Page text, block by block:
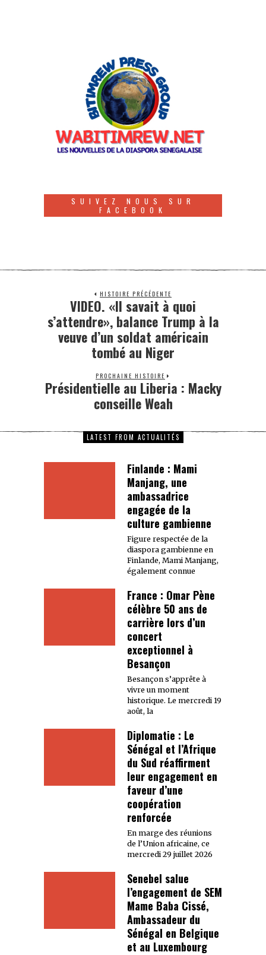
SUIVEZ NOUS SUR
FACEBOOK
HISTOIRE PRÉCÉDENTE
VIDEO. «Il savait à quoi
s’attendre», balance Trump à la
veuve d’un soldat américain
tombé au Niger
PROCHAINE HISTOIRE
Présidentielle au Liberia : Macky
conseille Weah
LATEST FROM ACTUALITÉS
Finlande : Mami
Manjang, une
ambassadrice
engagée de la
culture gambienne
Figure respectée de la
diaspora gambienne en
Finlande, Mami Manjang,
également connue
France : Omar Pène
célèbre 50 ans de
carrière lors d’un
concert
exceptionnel à
Besançon
Besançon s’apprête à
vivre un moment
historique. Le mercredi 19
août, la
Diplomatie : Le
Sénégal et l’Afrique
du Sud réaffirment
leur engagement en
faveur d’une
coopération
renforcée
En marge des réunions
de l’Union africaine, ce
mercredi 29 juillet 2026
Senebel salue
l’engagement de SEM
Mame Baba Cissé,
Ambassadeur du
Sénégal en Belgique
et au Luxembourg